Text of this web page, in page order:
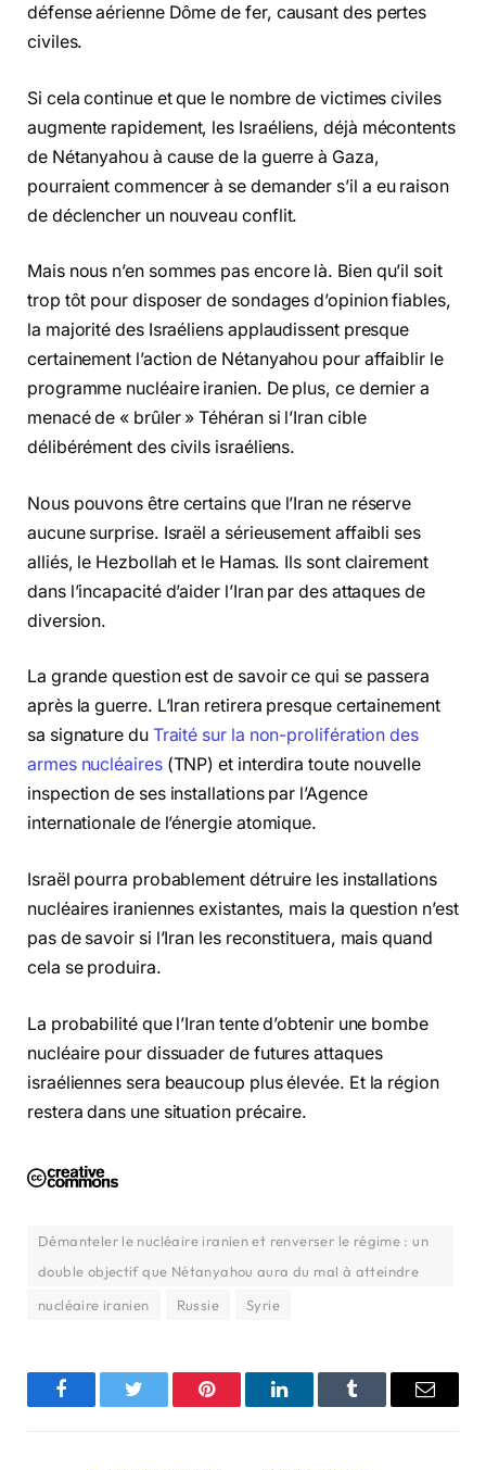
défense aérienne Dôme de fer, causant des pertes
civiles.
Si cela continue et que le nombre de victimes civiles
augmente rapidement, les Israéliens, déjà mécontents
de Nétanyahou à cause de la guerre à Gaza,
pourraient commencer à se demander s’il a eu raison
de déclencher un nouveau conflit.
Mais nous n’en sommes pas encore là. Bien qu’il soit
trop tôt pour disposer de sondages d’opinion fiables,
la majorité des Israéliens applaudissent presque
certainement l’action de Nétanyahou pour affaiblir le
programme nucléaire iranien. De plus, ce dernier a
menacé de « brûler » Téhéran si l’Iran cible
délibérément des civils israéliens.
Nous pouvons être certains que l’Iran ne réserve
aucune surprise. Israël a sérieusement affaibli ses
alliés, le Hezbollah et le Hamas. Ils sont clairement
dans l’incapacité d’aider l’Iran par des attaques de
diversion.
La grande question est de savoir ce qui se passera
après la guerre. L’Iran retirera presque certainement
sa signature du Traité sur la non-prolifération des
armes nucléaires(TNP) et interdira toute nouvelle
inspection de ses installations par l’Agence
internationale de l’énergie atomique.
Israël pourra probablement détruire les installations
nucléaires iraniennes existantes, mais la question n’est
pas de savoir si l’Iran les reconstituera, mais quand
cela se produira.
La probabilité que l’Iran tente d’obtenir une bombe
nucléaire pour dissuader de futures attaques
israéliennes sera beaucoup plus élevée. Et la région
restera dans une situation précaire.
Démanteler le nucléaire iranien et renverser le régime : un
double objectif que Nétanyahou aura du mal à atteindre
nucléaire iranien
Russie Syrie
FacebookTwitter Pinterest LinkedInTumblr Email